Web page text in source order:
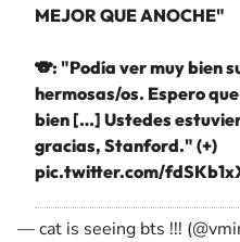
MEJOR QUE ANOCHE"
🐨: "Podía ver muy bien
hermosas/os. Espero
bien […] Ustedes
gracias, Stanford." (+)
pic.twitter.com/
— cat is seeing bts !!!